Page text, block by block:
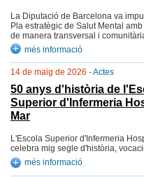
La Diputació de Barcelona va
Pla estratègic de Salut Mental
de manera transversal i
més informació
14 de maig de 2026 -Actes
50 anys d'història de
Superior d'Infermeria
Mar
L'Escola Superior d'Infermeria
celebra mig segle d'història,
més informació